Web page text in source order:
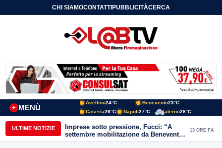
CHI SIAMOCONTATTIPUBBLICITÀCERCA
MENÙ
+
Avellino24°C Benevento23°C
Caserta26°C Napoli27°C Salerno28°C
ULTIME NOTIZIE
Imprese sotto pressione, Fucci: “A
settembre mobilitazione da Benevento
e Avellino”
13 ORE FA